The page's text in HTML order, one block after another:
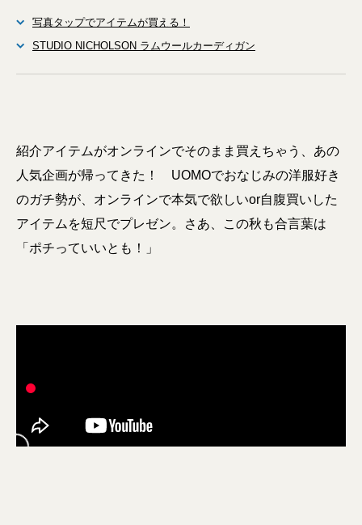
写真タップでアイテムが買える！
STUDIO NICHOLSON ラムウールカーディガン
紹介アイテムがオンラインでそのまま買えちゃう、あの
人気企画が帰ってきた！ UOMOでおなじみの洋服好き
のガチ勢が、オンラインで本気で欲しいor自腹買いした
アイテムを短尺でプレゼン。さあ、この秋も合言葉は
「ポチっていいとも！」